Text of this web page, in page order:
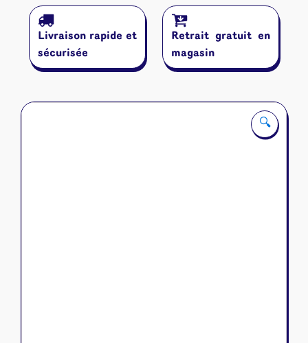
🔍
petit
chaperon
rouge
deluxe
Livraison rapide et
sécurisée
Retrait gratuit en
magasin